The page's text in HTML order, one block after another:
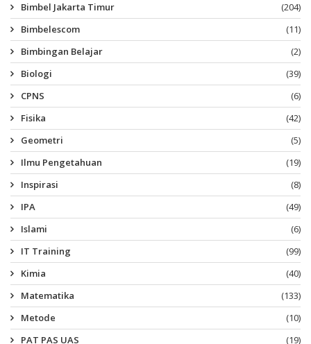
Bimbel Jakarta Timur
(204)
Bimbelescom
(11)
Bimbingan Belajar
(2)
Biologi
(39)
CPNS
(6)
Fisika
(42)
Geometri
(5)
Ilmu Pengetahuan
(19)
Inspirasi
(8)
IPA
(49)
Islami
(6)
IT Training
(99)
Kimia
(40)
Matematika
(133)
Metode
(10)
PAT PAS UAS
(19)